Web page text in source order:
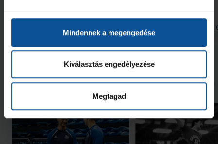
Mindennek a megengedése
Kiválasztás engedélyezése
Megtagad
Megnézem az összeset
Handball Family 2026. aug.
További friss hírek